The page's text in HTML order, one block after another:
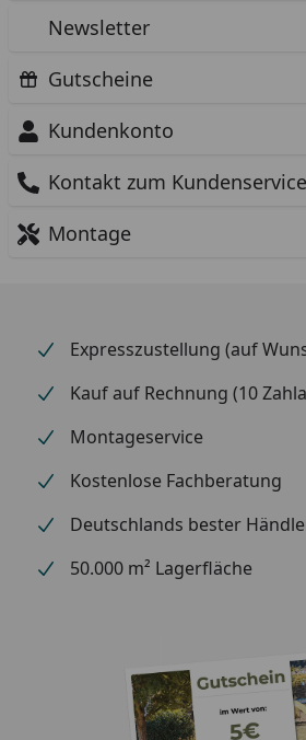
Newsletter
Gutscheine
Kundenkonto
Kontakt zum Kundenservice
Montage
Expresszustellung (auf
Kauf auf Rechnung (10
Montageservice
Kostenlose Fachberatung
Deutschlands bester
50.000 m² Lagerfläche